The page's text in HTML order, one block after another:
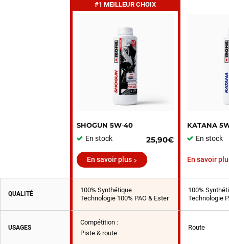
BE
#1 MEILLEUR CHOIX
SHOGUN 5W‑40
En stock
25,90€
KATANA
En stock
En savoir plus En savoir
QUALITÉ
100% Synthétique
Technologie 100% PAO & Ester
100%
Technologie
USAGES
Compétition :
Piste & route
Route